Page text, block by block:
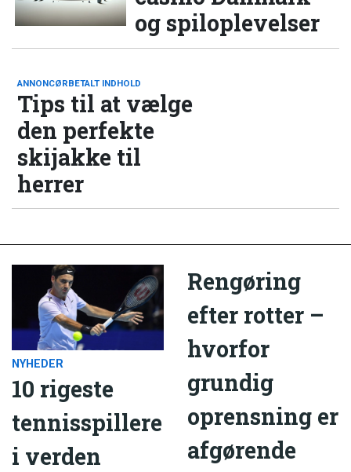
og spiloplevelser
ANNONCØRBETALT INDHOLD
Tips til at vælge
den perfekte
skijakke til
herrer
NYHEDER
10 rigeste
tennisspillere
i verden
Rengøring
efter rotter –
hvorfor
grundig
oprensning er
afgørende